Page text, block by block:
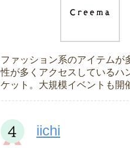
ファッション系のアイテムが
性が多くアクセスしているハ
ケット。大規模イベントも開
iichi